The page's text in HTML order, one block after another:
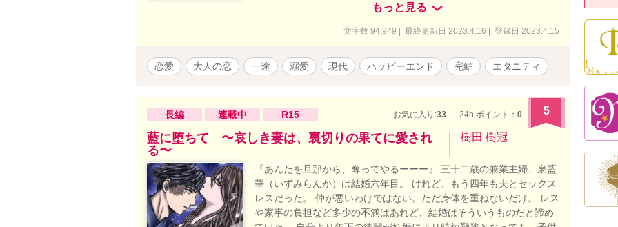
ムラムラモヤモヤモヤ今日も秘書は止まらない』 エブリスタさんにて
恋愛トレンドランキング最高32位 『“こだま”の森～FUJIメゾン・ビ
リーズになっておりますが、どれを先に読んでも楽しめるかと思いま
す。 伏線のようなものを回収していく物語ばかりなので、途中までは
もっと見る
文字数 94,949 | 最終更新日 2023.4.16 | 登録日 2023.4.15
恋愛 大人の恋 一途 溺愛 現代 ハッピーエンド 完結 エタニティ
長編 連載中 R15 お気に入り:33 24h.ポイント： 0 5
藍に堕ちて 〜哀しき妻は、裏切りの果てに愛され
る〜
樹田 樹冠
『あんたを旦那から、奪ってやるーーー』 三十二歳の兼業主婦、泉藍
華（いずみらんか）は結婚六年目。 けれど、もう四年も夫とセックス
レスだった。 仲が悪いわけではない。ただ身体を重ねないだけ。 レス
や家事の負担など多少の不満はあれど、結婚はそういうものだと諦め